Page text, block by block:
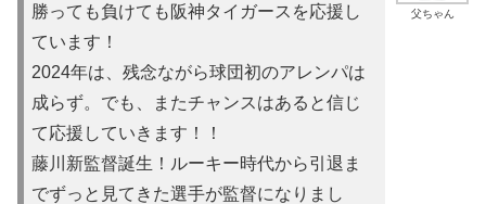
父ちゃん
勝っても負けても阪神タイガースを応援し
ています！
2024年は、残念ながら球団初のアレンパは
成らず。でも、またチャンスはあると信じ
て応援していきます！！
藤川新監督誕生！ルーキー時代から引退ま
でずっと見てきた選手が監督になりまし